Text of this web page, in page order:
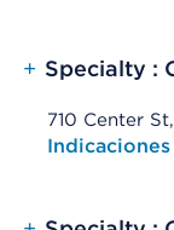
+ Specialty :
710 Center
Opens
Indicaciones